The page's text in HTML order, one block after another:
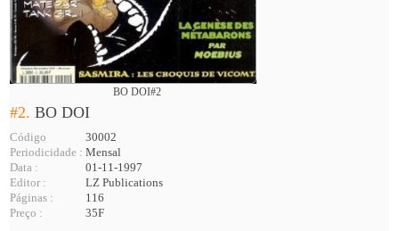
BO DOI#2
#2.BO DOI
Código
30002
Periodicidade : Mensal
Data :
01-11-1997
Editor :
LZ Publications
Páginas :
116
Preço :
35F